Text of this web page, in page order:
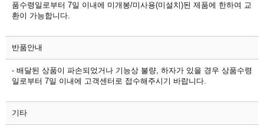
품수령일로부터 7일 이내에 미개봉/미사용(미설치)된 제품에 한하여 교
환이 가능합니다.
반품안내
- 배달된 상품이 파손되었거나 기능상 불량, 하자가 있을 경우 상품수령
일로부터 7일 이내에 고객센터로 접수해주시기 바랍니다.
기타